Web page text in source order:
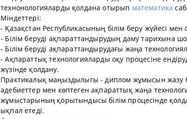
технонологияларды қолдана отырып математика
Міндеттері:
- Қазақстан Республикасының білім беру жүйесі
- Білім беруді ақпараттандырудың даму тарихына
- Білім беруді ақпараттандырудағы жаңа
- Ақпараттық технологияларды оқу процесіне
жүзінде қолдану.
Практикалық маңыздылыгы - диплом жұмысын жазу
әдебиеттер мен көптеген ақпараттық жаңа
жұмыстарының қорытындысы білім процесінде
ықпал етеді.